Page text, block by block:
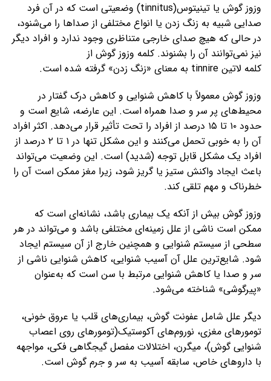
وزوز گوش یا تینیتوس(tinnitus) وضعیتی است که در آن فرد
صدایی شبیه به زنگ زدن یا انواع مختلفی از صداها را می‌شنود،
در حالی که هیچ صدای خارجی متناظری وجود ندارد و افراد دیگر
نیز نمی‌توانند آن را بشنوند. کلمه وزوز گوش از
کلمه لاتین tinnire به معنای «زنگ زدن» گرفته شده است.
وزوز گوش معمولاً با کاهش شنوایی و کاهش درک گفتار در
محیط‌های پر سر و صدا همراه است. این عارضه، شایع است و
حدود ۱۰ تا ۱۵ درصد از افراد را تحت تأثیر قرار می‌دهد. اکثر افراد
آن را به خوبی تحمل می‌کنند و این مشکل تنها در ۱ تا ۲ درصد از
افراد یک مشکل قابل توجه (شدید) است. این وضعیت می‌تواند
باعث ایجاد واکنش ستیز یا گریز شود، زیرا مغز ممکن است آن را
خطرناک و مهم تلقی کند.
وزوز گوش بیش از آنکه یک بیماری باشد، نشانه‌ای است که
ممکن است ناشی از علل زمینه‌ای مختلفی باشد و می‌تواند در هر
سطحی از سیستم شنوایی و همچنین خارج از آن سیستم ایجاد
شود. شایع‌ترین علل آن آسیب شنوایی، کاهش شنوایی ناشی از
سر و صدا یا کاهش شنوایی مرتبط با سن است که به‌عنوان
«پیرگوشی» شناخته می‌شود.
دیگر علل شامل عفونت گوش، بیماری‌های قلب یا عروق خونی،
تومورهای مغزی، نوروم‌های آکوستیک(تومورهای روی اعصاب
شنوایی گوش)، میگرن، اختلالات مفصل گیجگاهی فکی، مواجهه
با داروهای خاص، سابقه آسیب به سر و جرم گوش است.